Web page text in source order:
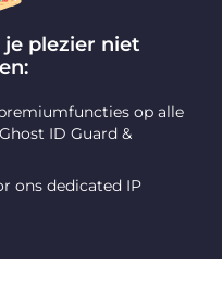
plezier niet
op alle
ID Guard &
ons dedicated IP